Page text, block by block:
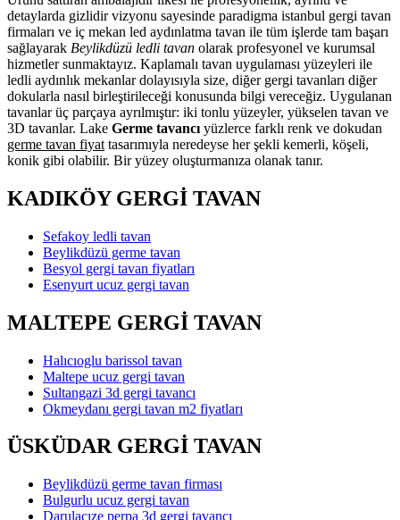
detaylarda gizlidir vizyonu sayesinde paradigma istanbul gergi tavan
firmaları ve iç mekan led aydınlatma tavan ile tüm işlerde tam başarı
sağlayarak Beylikdüzü ledli tavan olarak profesyonel ve kurumsal
hizmetler sunmaktayız. Kaplamalı tavan uygulaması yüzeyleri ile
ledli aydınlık mekanlar dolayısıyla size, diğer gergi tavanları diğer
dokularla nasıl birleştirileceği konusunda bilgi vereceğiz. Uygulanan
tavanlar üç parçaya ayrılmıştır: iki tonlu yüzeyler, yükselen tavan ve
3D tavanlar. Lake Germe tavancı yüzlerce farklı renk ve dokudan
germe tavan fiyat tasarımıyla neredeyse her şekli kemerli, köşeli,
konik gibi olabilir. Bir yüzey oluşturmanıza olanak tanır.
KADIKÖY GERGİ TAVAN
Sefakoy ledli tavan
Beylikdüzü germe tavan
Besyol gergi tavan fiyatları
Esenyurt ucuz gergi tavan
MALTEPE GERGİ TAVAN
Halıcıoglu barissol tavan
Maltepe ucuz gergi tavan
Sultangazi 3d gergi tavancı
Okmeydanı gergi tavan m2 fiyatları
ÜSKÜDAR GERGİ TAVAN
Beylikdüzü germe tavan firması
Bulgurlu ucuz gergi tavan
Darulacıze perpa 3d gergi tavancı